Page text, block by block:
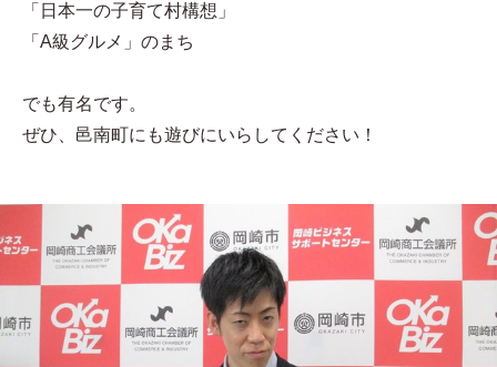
「日本一の子育て村構想」
「A級グルメ」のまち
でも有名です。
ぜひ、邑南町にも遊びにいらしてください！